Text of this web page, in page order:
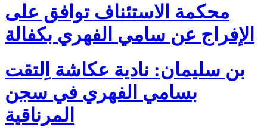
محكمة الاستئناف توافق على
الإفراج عن سامي الفهري بكفالة
بن سليمان: نادية عكاشة اِلتقت
بسامي الفهري في سجن
المرناقية